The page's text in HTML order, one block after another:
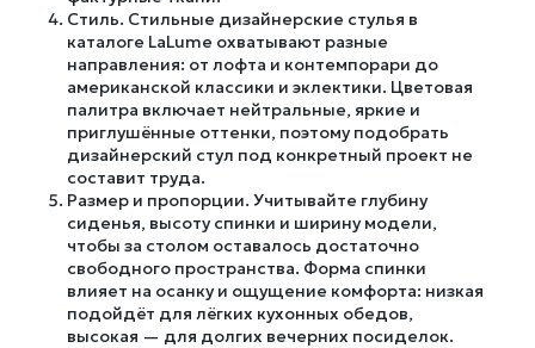
Стиль. Стильные дизайнерские стулья в
каталоге LaLume охватывают разные
направления: от лофта и контемпорари до
американской классики и эклектики. Цветовая
палитра включает нейтральные, яркие и
приглушённые оттенки, поэтому подобрать
дизайнерский стул под конкретный проект не
составит труда.
Размер и пропорции. Учитывайте глубину
сиденья, высоту спинки и ширину модели,
чтобы за столом оставалось достаточно
свободного пространства. Форма спинки
влияет на осанку и ощущение комфорта: низкая
подойдёт для лёгких кухонных обедов,
высокая — для долгих вечерних посиделок.